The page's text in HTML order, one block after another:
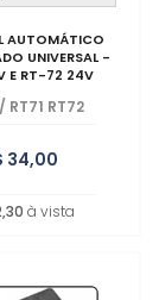
AUTOMÁTICO
UNIVERSAL -
E RT-72 24V
/ RT71 RT72
34,00
à vista